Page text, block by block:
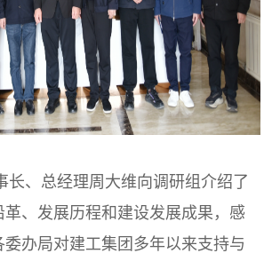
、总经理周大维向调研组介绍了
、发展历程和建设发展成果，感
办局对建工集团多年以来支持与